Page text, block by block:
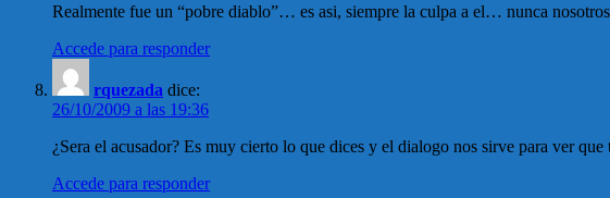
Realmente fue un “pobre diablo”… es asi, siempre la culpa a el… nunca
Accede para responder
rquezada dice:
26/10/2009 a las 19:36
¿Sera el acusador? Es muy cierto lo que dices y el dialogo nos sirve para ver
Accede para responder